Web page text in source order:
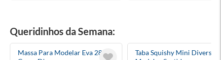
Queridinhos da Semana:
Massa Para Modelar Eva 28g 4
Taba Squishy Mini Diversos